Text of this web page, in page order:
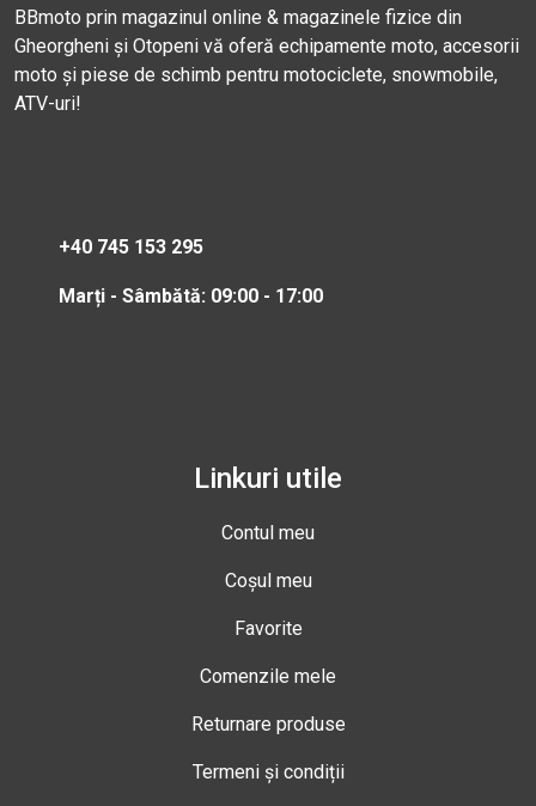
BBmoto prin magazinul online & magazinele fizice din
Gheorgheni și Otopeni vă oferă echipamente moto, accesorii
moto și piese de schimb pentru motociclete, snowmobile,
ATV-uri!
+40 745 153 295
Marți - Sâmbătă: 09:00 - 17:00
Linkuri utile
Contul meu
Coșul meu
Favorite
Comenzile mele
Returnare produse
Termeni și condiții